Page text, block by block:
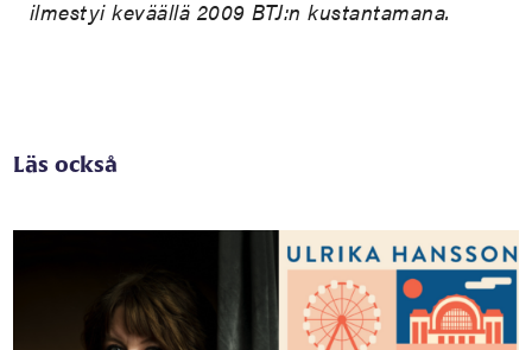
ilmestyi keväällä 2009 BTJ:n kustantamana.
Läs också